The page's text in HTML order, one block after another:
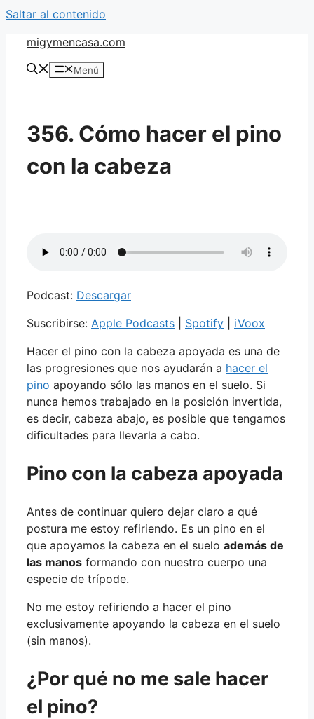
Saltar al contenido
migymencasa.com
Menú
356. Cómo hacer el pino
con la cabeza
Podcast: Descargar
Suscribirse: Apple Podcasts Spotify
iVoox
Hacer el pino con la cabeza apoyada es una de
las progresiones que nos ayudarán a hacer el
pino apoyando sólo las manos en el suelo. Si
nunca hemos trabajado en la posición invertida,
es decir, cabeza abajo, es posible que tengamos
dificultades para llevarla a cabo.
Pino con la cabeza apoyada
Antes de continuar quiero dejar claro a qué
postura me estoy refiriendo. Es un pino en el
que apoyamos la cabeza en el suelo además de
las manos formando con nuestro cuerpo una
especie de trípode.
No me estoy refiriendo a hacer el pino
exclusivamente apoyando la cabeza en el suelo
(sin manos).
¿Por qué no me sale hacer
el pino?